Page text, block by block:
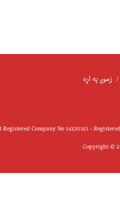
زموږ په اړه
Company No 14120163 -
Copyright ©